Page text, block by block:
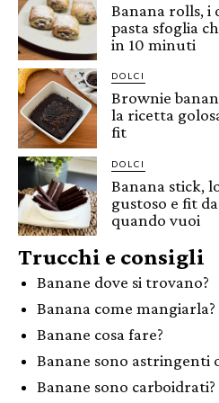
Banana rolls, i
pasta sfoglia
in 10 minuti
DOLCI
Brownie
la ricetta
fit
DOLCI
Banana stick,
gustoso e fit
quando vuoi
Trucchi e consigli
Banane dove si trovano?
Banana come mangiarla?
Banane cosa fare?
Banane sono astringenti
Banane sono carboidrati?